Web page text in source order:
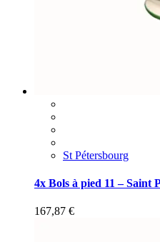
St Pétersbourg
4x Bols à pied 11 – Saint
167,87 €